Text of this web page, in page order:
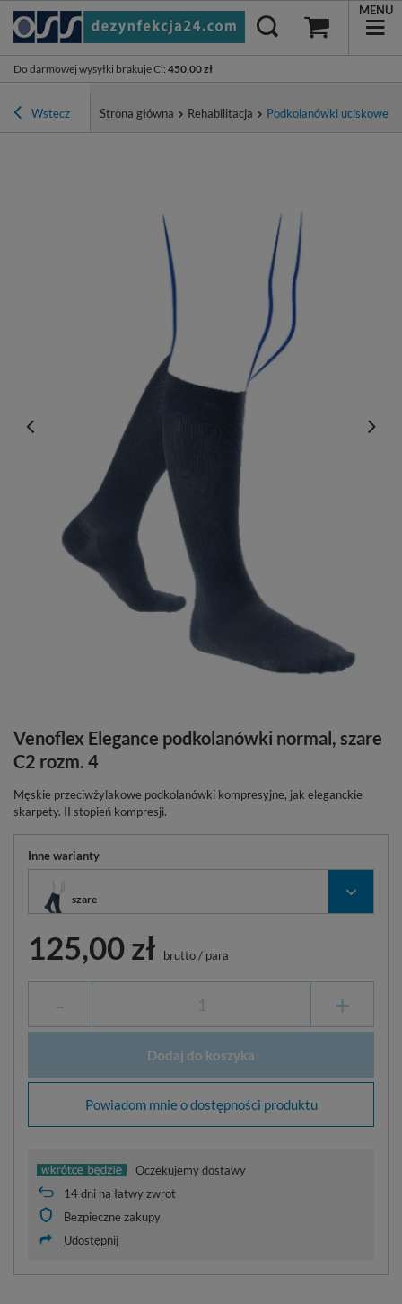
Do darmowej wysyłki brakuje Ci: 450,00 zł
MENU
Wstecz Strona główna Rehabilitacja Podkolanówki uciskowe
Venoflex Elegance podkolanówki normal, szare
C2 rozm. 4
Męskie przeciwżylakowe podkolanówki kompresyjne, jak eleganckie
skarpety. II stopień kompresji.
Inne warianty
szare
125,00 zł brutto/ para
- +
Dodaj do koszyka
Powiadom mnie o dostępności produktu
Oczekujemy dostawy
14dni na łatwy zwrot
Bezpieczne zakupy
Udostępnij